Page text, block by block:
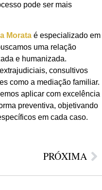
pode ser mais
Morata é especializado em
uma relação
e humanizada.
consultivos
como a mediação familiar.
aplicar com excelência
preventiva, objetivando
em cada caso.
PRÓXIMA